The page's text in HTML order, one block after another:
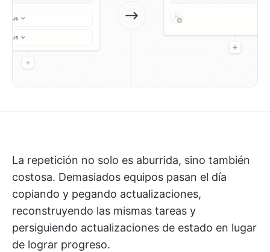
La repetición no solo es aburrida, sino también
costosa. Demasiados equipos pasan el día
copiando y pegando actualizaciones,
reconstruyendo las mismas tareas y
persiguiendo actualizaciones de estado en lugar
de lograr progreso.